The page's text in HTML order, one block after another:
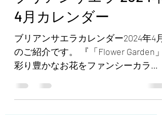
ブリアンサエラ 2024年
4月カレンダー
ブリアンサエラカレンダー2024年4月
のご紹介です。 『「Flower Garden」
彩り豊かなお花をファンシーカラー
サファイアとダイヤモンドで表現し